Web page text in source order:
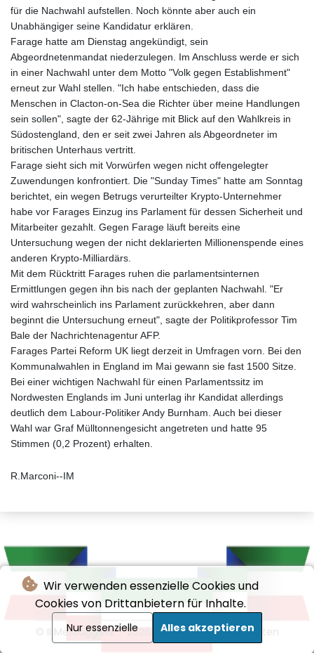
Wir verwenden essenzielle Cookies und
Cookies von Drittanbietern für Inhalte.
Nur essenzielle Alles akzeptieren
für die Nachwahl aufstellen. Noch könnte aber auch ein
Unabhängiger seine Kandidatur erklären.
Farage hatte am Dienstag angekündigt, sein
Abgeordnetenmandat niederzulegen. Im Anschluss werde er sich
in einer Nachwahl unter dem Motto "Volk gegen Establishment"
erneut zur Wahl stellen. "Ich habe entschieden, dass die
Menschen in Clacton-on-Sea die Richter über meine Handlungen
sein sollen", sagte der 62-Jährige mit Blick auf den Wahlkreis in
Südostengland, den er seit zwei Jahren als Abgeordneter im
britischen Unterhaus vertritt.
Farage sieht sich mit Vorwürfen wegen nicht offengelegter
Zuwendungen konfrontiert. Die "Sunday Times" hatte am Sonntag
berichtet, ein wegen Betrugs verurteilter Krypto-Unternehmer
habe vor Farages Einzug ins Parlament für dessen Sicherheit und
Mitarbeiter gezahlt. Gegen Farage läuft bereits eine
Untersuchung wegen der nicht deklarierten Millionenspende eines
anderen Krypto-Milliardärs.
Mit dem Rücktritt Farages ruhen die parlamentsinternen
Ermittlungen gegen ihn bis nach der geplanten Nachwahl. "Er
wird wahrscheinlich ins Parlament zurückkehren, aber dann
beginnt die Untersuchung erneut", sagte der Politikprofessor Tim
Bale der Nachrichtenagentur AFP.
Farages Partei Reform UK liegt derzeit in Umfragen vorn. Bei den
Kommunalwahlen in England im Mai gewann sie fast 1500 Sitze.
Bei einer wichtigen Nachwahl für einen Parlamentssitz im
Nordwesten Englands im Juni unterlag ihr Kandidat allerdings
deutlich dem Labour-Politiker Andy Burnham. Auch bei dieser
Wahl war Graf Mülltonnengesicht angetreten und hatte 95
Stimmen (0,2 Prozent) erhalten.
R.Marconi--IM
© Il Messaggiere - 2026 - Alle Rechte vorbehalten